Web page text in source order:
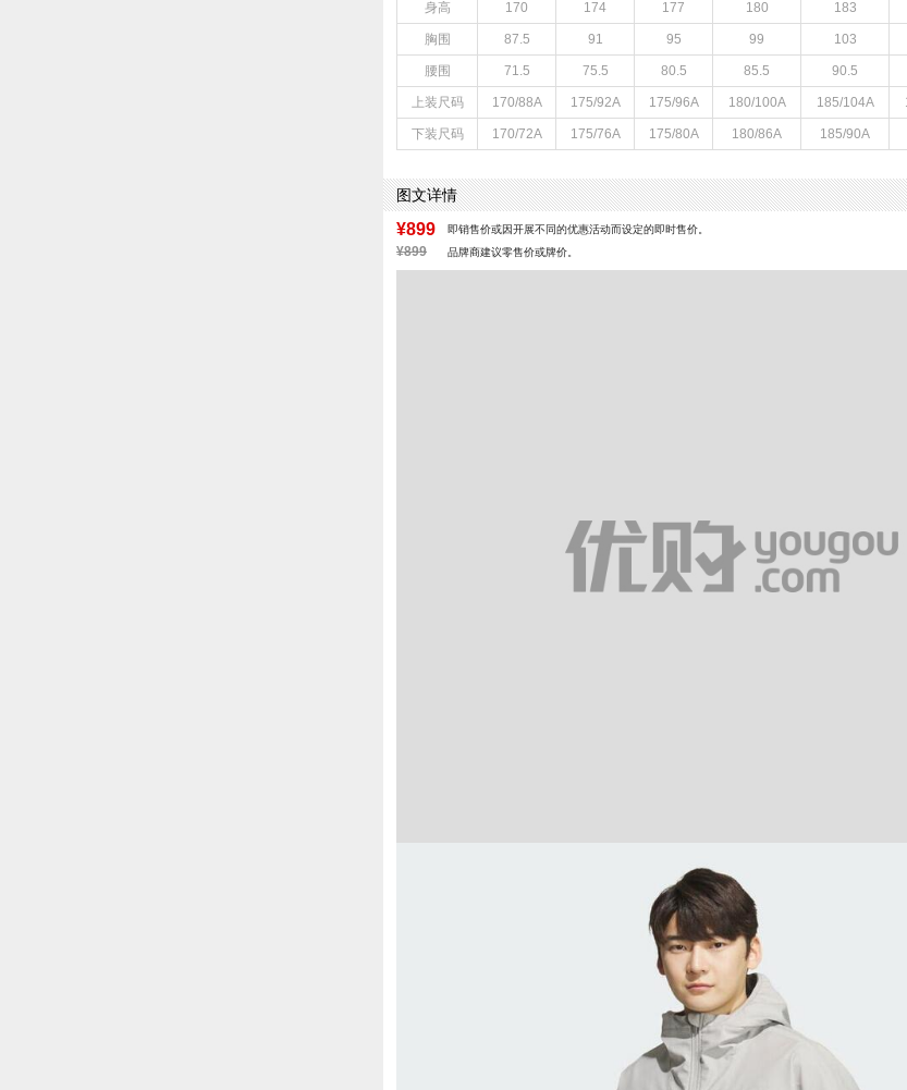
身高 170 174 177 180 183
胸围 87.5 91 95 99 103
腰围 71.5 75.5 80.5 85.5 90.5
上装尺码 170/88A 175/92A 175/96A 180/100A 185/104A
下装尺码 170/72A 175/76A 175/80A 180/86A 185/90A
图文详情
¥899 即销售价或因开展不同的优惠活动而设定的即时售价。
¥899 品牌商建议零售价或牌价。